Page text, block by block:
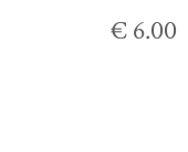
€ 6.00